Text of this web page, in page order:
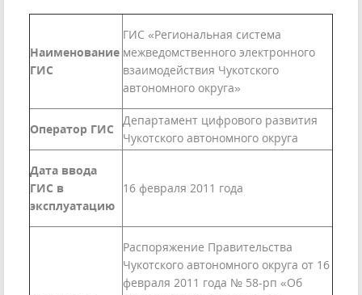
Наименование
ГИС
ГИС «Региональная система
межведомственного электронного
взаимодействия Чукотского
автономного округа»
Оператор ГИС
Департамент цифрового развития
Чукотского автономного округа
Дата ввода
ГИС в
эксплуатацию
16 февраля 2011 года
Распоряжение Правительства
Чукотского автономного округа от 16
февраля 2011 года № 58-рп «Об